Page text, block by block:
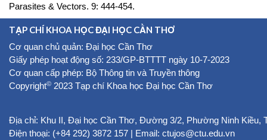
Parasites & Vectors. 9: 444-454.
TẠP CHÍ KHOA HỌC ĐẠI HỌC CẦN THƠ
Cơ quan chủ quản: Đại học Cần Thơ
Giấy phép hoạt động số: 233/GP-BTTTT ngày 10-7-2023
Cơ quan cấp phép: Bộ Thông tin và Truyền thông
Copyright© 2023 Tạp chí Khoa học Đại học Cần Thơ
Địa chỉ: Khu II, Đại học Cần Thơ, Đường 3/2, Phường Ninh Kiều,
Điện thoại: (+84 292) 3872 157 | Email: ctujos@ctu.edu.vn